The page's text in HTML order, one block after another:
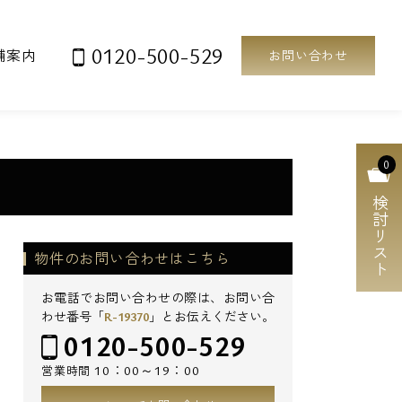
案内 0120-500-529 お問い合わせ
0
検討リスト
物件のお問い合わせはこちら
お電話でお問い合わせの際は、お問い合
わせ番号「R-19370 」とお伝えください。
0120-500-529
営業時間 10：00～19：00